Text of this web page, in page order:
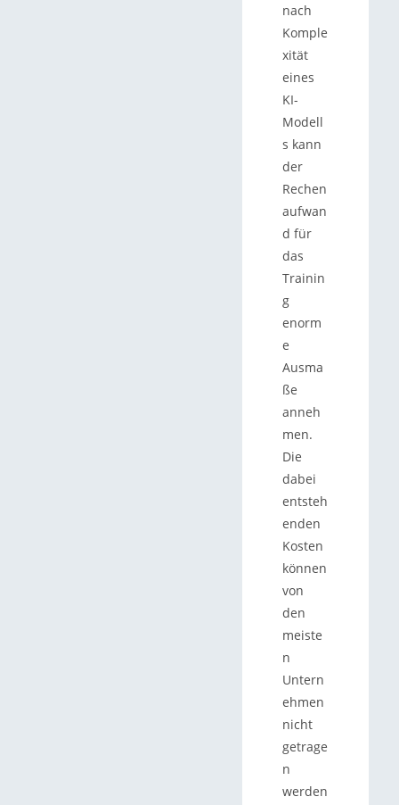
nach
Komple
xität
eines
KI-
Modell
s kann
der
Rechen
aufwan
d für
das
Trainin
g
enorm
e
Ausma
ße
anneh
men.
Die
dabei
entsteh
enden
Kosten
können
von
den
meiste
n
Untern
ehmen
nicht
getrage
n
werden